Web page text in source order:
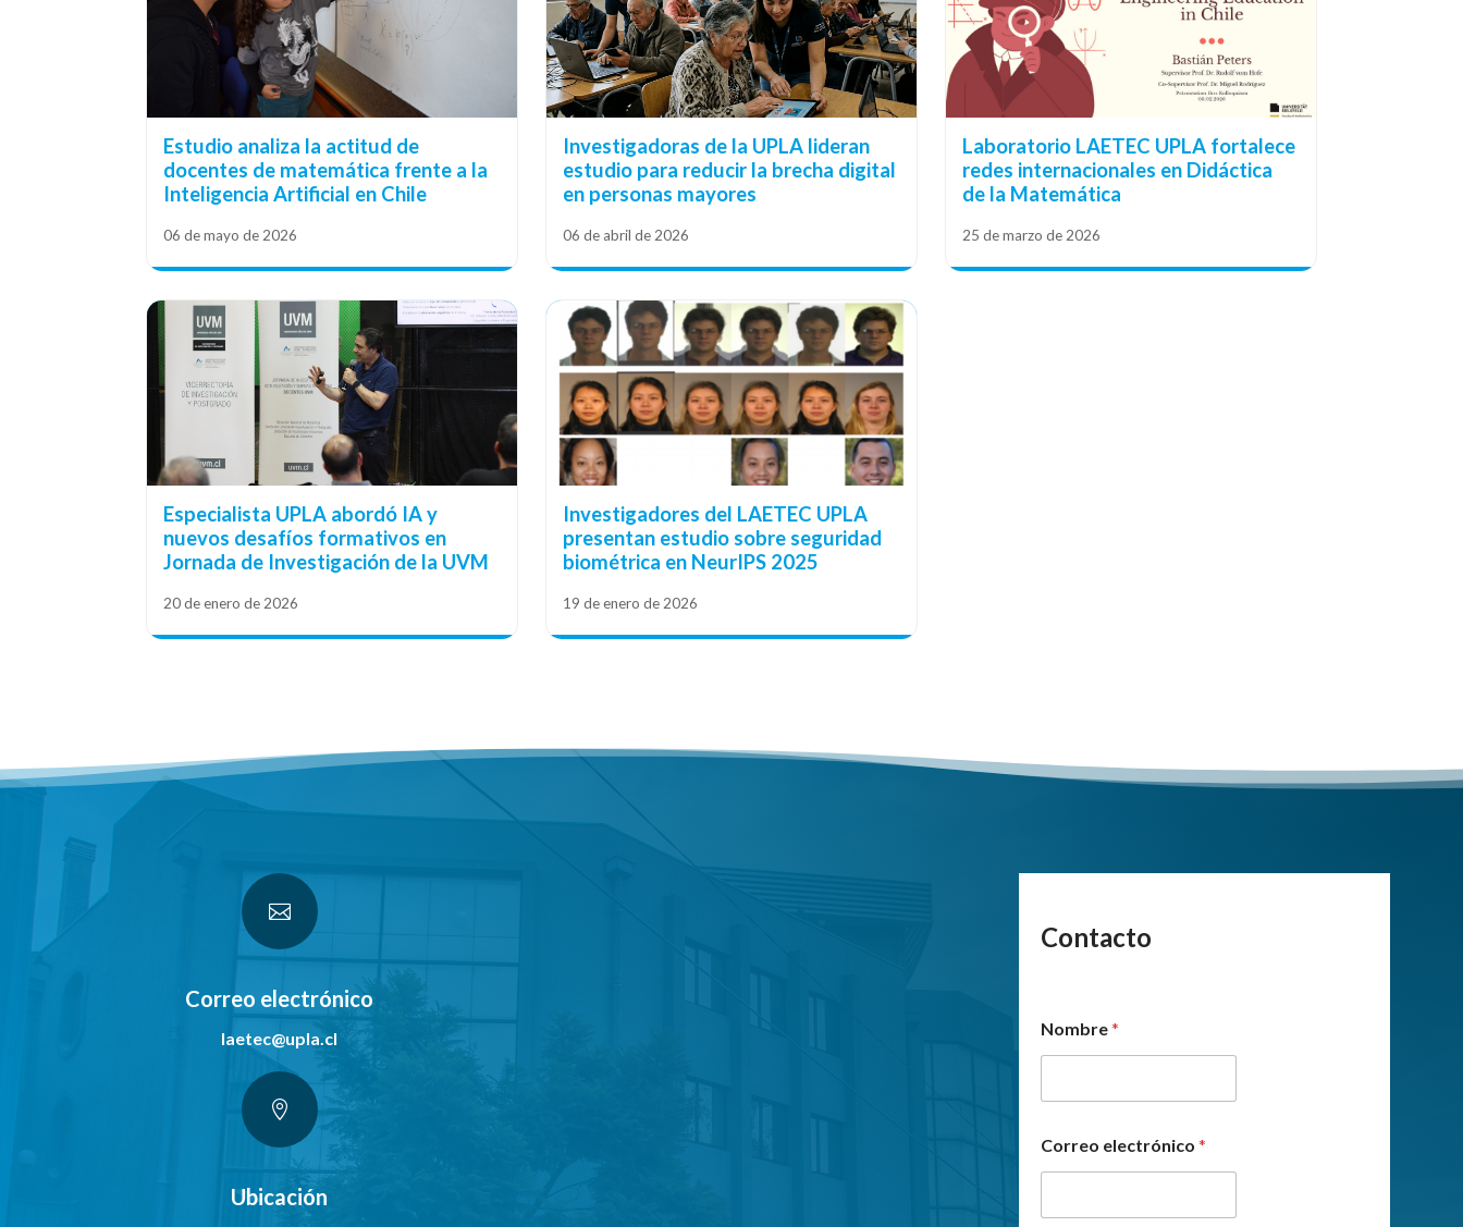
Estudio analiza la actitud de
docentes de matemática frente a la
Inteligencia Artificial en Chile
06 de mayo de 2026
Investigadoras de la UPLA lideran
estudio para reducir la brecha digital
en personas mayores
06 de abril de 2026
Laboratorio LAETEC UPLA fortalece
redes internacionales en Didáctica
de la Matemática
25 de marzo de 2026
Especialista UPLA abordó IA y
nuevos desafíos formativos en
Jornada de Investigación de la UVM
20 de enero de 2026
Investigadores del LAETEC UPLA
presentan estudio sobre seguridad
biométrica en NeurIPS 2025
19 de enero de 2026

Correo electrónico
laetec@upla.cl

Ubicación
Contacto
Nombre*
Correo electrónico *